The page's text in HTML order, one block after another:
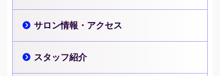
サロン情報・アクセス
スタッフ紹介